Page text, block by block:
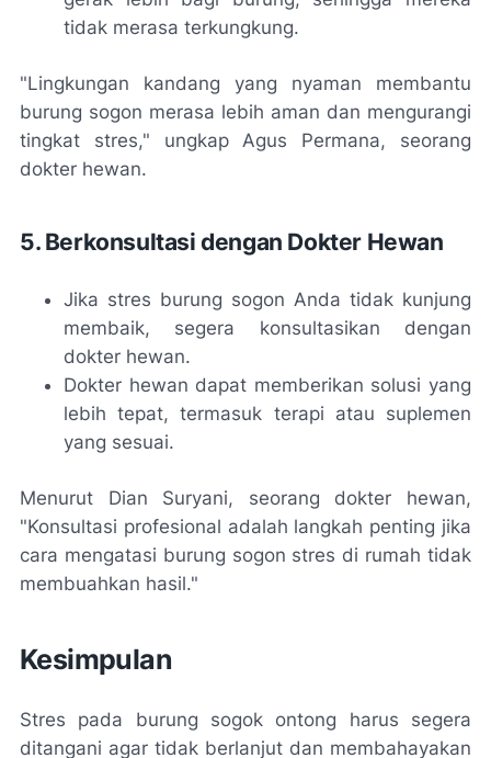
tidak merasa terkungkung.
"Lingkungan kandang yang nyaman membantu
burung sogon merasa lebih aman dan mengurangi
tingkat stres," ungkap Agus Permana, seorang
dokter hewan.
5. Berkonsultasi dengan Dokter Hewan
Jika stres burung sogon Anda tidak kunjung
membaik, segera konsultasikan dengan
dokter hewan.
Dokter hewan dapat memberikan solusi yang
lebih tepat, termasuk terapi atau suplemen
yang sesuai.
Menurut Dian Suryani, seorang dokter hewan,
"Konsultasi profesional adalah langkah penting jika
cara mengatasi burung sogon stres di rumah tidak
membuahkan hasil."
Kesimpulan
Stres pada burung sogok ontong harus segera
ditangani agar tidak berlanjut dan membahayakan